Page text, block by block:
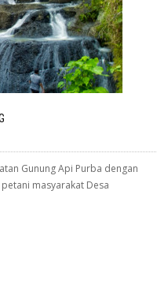
Gunung Api Purba dengan
masyarakat Desa